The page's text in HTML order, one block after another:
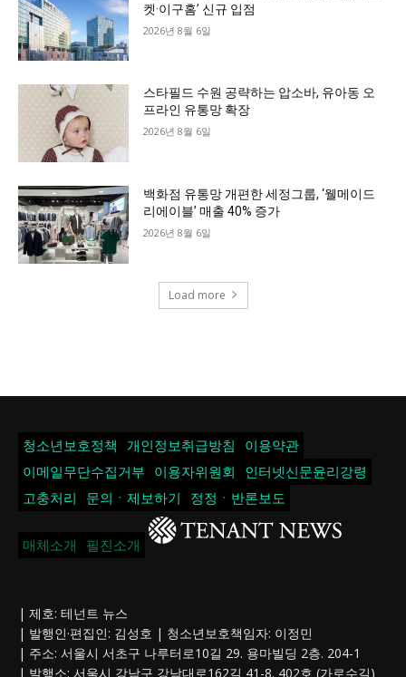
켓·이구홈’ 신규 입점
2026년 8월 6일
스타필드 수원 공략하는 압소바, 유아동 오
프라인 유통망 확장
2026년 8월 6일
백화점 유통망 개편한 세정그룹, ‘웰메이드
리에이블’ 매출 40% 증가
2026년 8월 6일
Load more
청소년보호정책 개인정보취급방침
이용약관
이메일무단수집거부
이용자위원회
인터넷신문윤리강령
고충처리
문의ㆍ제보하기 정정ㆍ반론보도
매체소개 필진소개
| 제호: 테넌트 뉴스
| 발행인·편집인: 김성호 | 청소년보호책임자: 이정민
| 주소: 서울시 서초구 나루터로10길 29. 용마빌딩 2층. 204-1
| 발행소: 서울시 강남구 강남대로162길 41-8. 402호 (가로수길)